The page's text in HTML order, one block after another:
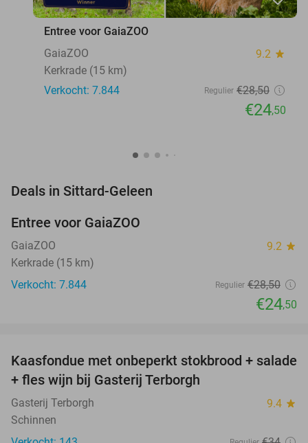
Entree voor GaiaZOO
GaiaZOO
9.2 star
Kerkrade (15 km)
Verkocht: 7.844
Regulier €28,50
€24,50
Deals in Sittard-Geleen
Entree voor GaiaZOO
GaiaZOO 9.2 star
Kerkrade (15 km)
Verkocht: 7.844
Regulier €28,50
€24,50
44%
Kaasfondue met onbeperkt stokbrood + salade
+ fles wijn bij Gasterij Terborgh
Gasterij Terborgh 9.4 star
Schinnen